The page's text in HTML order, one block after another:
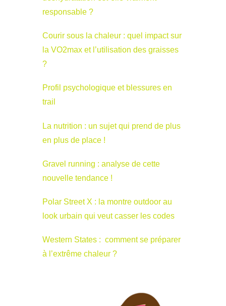
responsable ?
Courir sous la chaleur : quel impact sur
la VO2max et l’utilisation des graisses
?
Profil psychologique et blessures en
trail
La nutrition : un sujet qui prend de plus
en plus de place !
Gravel running : analyse de cette
nouvelle tendance !
Polar Street X : la montre outdoor au
look urbain qui veut casser les codes
Western States : comment se préparer
à l’extrême chaleur ?